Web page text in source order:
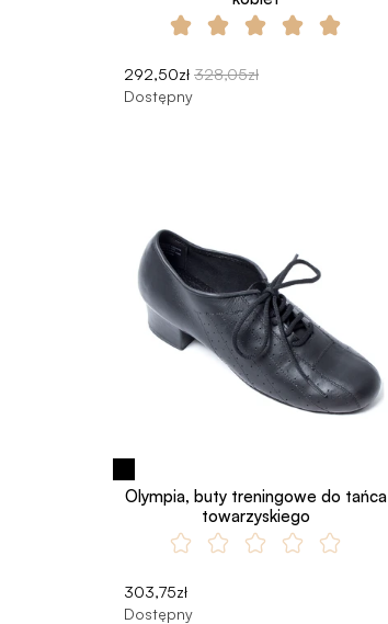
292,50zł 328,05zł
Dostępny
Olympia, buty treningowe do tańca
towarzyskiego
303,75zł
Dostępny